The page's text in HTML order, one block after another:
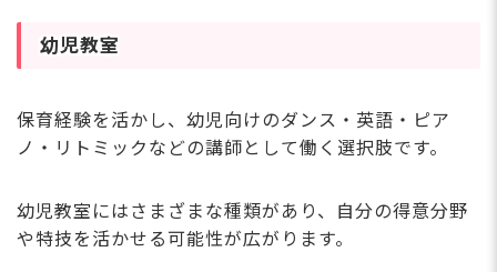
幼児教室
保育経験を活かし、幼児向けのダンス・英語・ピア
ノ・リトミックなどの講師として働く選択肢です。
幼児教室にはさまざまな種類があり、自分の得意分野
や特技を活かせる可能性が広がります。